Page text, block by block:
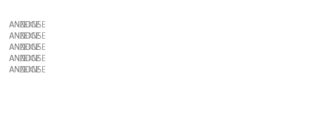
ANZEIGE
ANZEIGE
ANZEIGE
ANZEIGE
ANZEIGE